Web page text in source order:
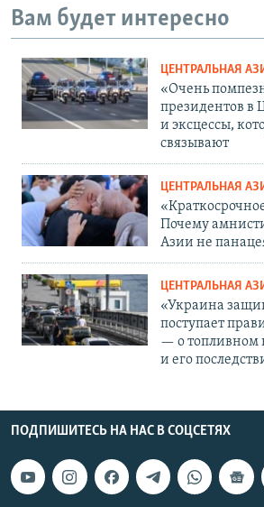
Вам будет интересно
ЦЕНТРАЛЬНАЯ
«Очень
президентов в
и эксцессы,
связывают
ЦЕНТРАЛЬНАЯ
Почему
Азии не
ЦЕНТРАЛЬНАЯ
«Украина
поступает
— о топливном
и его
ПОДПИШИТЕСЬ НА НАС В СОЦСЕТЯХ